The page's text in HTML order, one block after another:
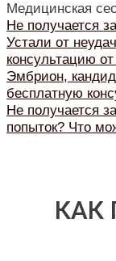
Медицинская
Не получается
Устали от
консультацию
Эмбрион,
бесплатную
Не получается
попыток? Что
КАК